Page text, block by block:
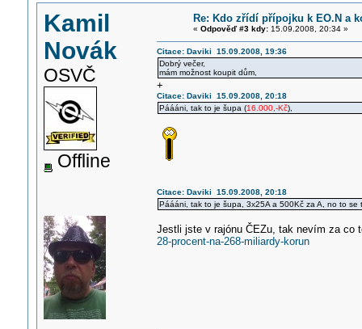
Kamil
Novák
OSVČ
Offline
Re: Kdo zřídí přípojku k EO.N a
« Odpověď #3 kdy:15.09.2008, 20:34 »
Citace: Daviki 15.09.2008, 19:36
Dobrý večer,
mám možnost koupit dům,
+
Citace: Daviki 15.09.2008, 20:18
Páááni, tak to je šupa (16.000,-Kč),
Citace: Daviki 15.09.2008, 20:18
Páááni, tak to je šupa, 3x25A a 500Kč za A, no to
Jestli jste v rajónu ČEZu, tak nevím za co
28-procent-na-268-miliardy-korun